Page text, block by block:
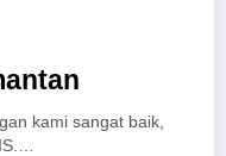
kami sangat baik,